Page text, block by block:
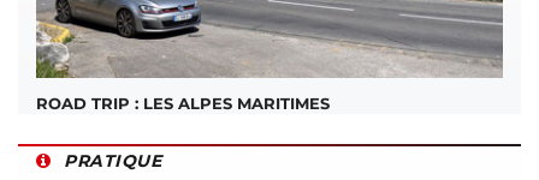
ROAD TRIP : LES ALPES MARITIMES
PRATIQUE